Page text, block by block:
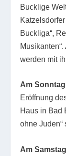
Bucklige
Buckliga“,
werden mit
Am
Eröffnung
Haus in Bad
ohne Juden“
Am